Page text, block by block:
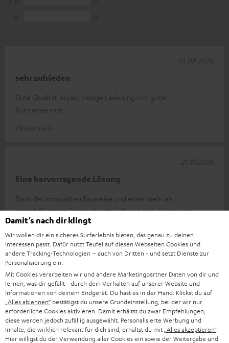
sehr zufrieden
Gute Qualität, super, zeitige Lieferung und guter
Kundenservice
Hubertus O.
01.08.2026
Eine hervorragende Lösung
Dank der kompakten Bauweise und eines mehr als
gerechtfertigten Preises besitze ich nun eine Anlage von
hervorragender Qualität, um diese ar
Komplette Bewertung lesen
ANDREA R.
(automatisch übersetzt *)
21.07.2026
Gutes Preis/Leistungsverhältnis
Die Lautsprecher haben einen sehr guten Klang! Der CD Player
ist ein wenig langsam bei der Anzeige der Titel und der
13.07.2026
Damit‘s nach dir klingt
Wir wollen dir ein sicheres Surferlebnis bieten, das genau zu deinen
Interessen passt. Dafür nutzt Teufel auf diesen Webseiten Cookies und
andere Tracking-Technologien – auch von Dritten - und setzt Dienste zur
Personalisierung ein.
Mit Cookies verarbeiten wir und andere Marketingpartner Daten von dir und
lernen, was dir gefällt - durch dein Verhalten auf unserer Website und
Informationen von deinem Endgerät. Du hast es in der Hand: Klickst du auf
„Alles ablehnen“ bestätigst du unsere Grundeinstellung, bei der wir nur
erforderliche Cookies aktivieren. Damit erhältst du zwar Empfehlungen,
diese werden jedoch zufällig ausgewählt. Personalisierte Werbung und
Inhalte, die wirklich relevant für dich sind, erhältst du mit „Alles akzeptieren“.
Hier willigst du der Verwendung aller Cookies ein sowie der Weitergabe und